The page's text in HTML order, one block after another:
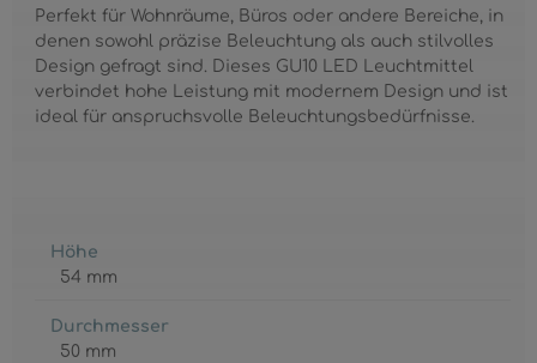
Perfekt für Wohnräume, Büros oder andere Bereiche, in
denen sowohl präzise Beleuchtung als auch stilvolles
Design gefragt sind. Dieses GU10 LED Leuchtmittel
verbindet hohe Leistung mit modernem Design und ist
ideal für anspruchsvolle Beleuchtungsbedürfnisse.
Höhe
54 mm
Durchmesser
50 mm